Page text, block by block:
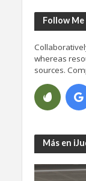
Follow Me
whereas
sources.
Más en